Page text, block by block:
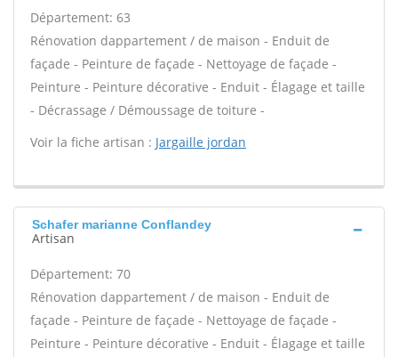
Département: 63
Rénovation dappartement / de maison - Enduit de
façade - Peinture de façade - Nettoyage de façade -
Peinture - Peinture décorative - Enduit - Élagage et taille
- Décrassage / Démoussage de toiture -
Voir la fiche artisan : Jargaille jordan
Schafer marianne Conflandey
Artisan
Département: 70
Rénovation dappartement / de maison - Enduit de
façade - Peinture de façade - Nettoyage de façade -
Peinture - Peinture décorative - Enduit - Élagage et taille